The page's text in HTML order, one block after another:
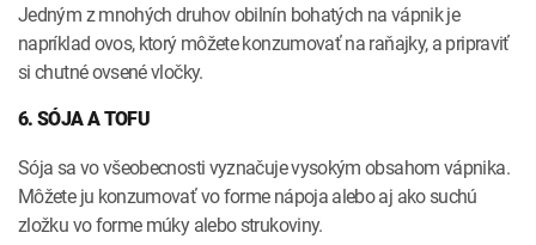
Jedným z mnohých druhov obilnín bohatých na vápnik je
napríklad ovos, ktorý môžete konzumovať na raňajky, a pripraviť
si chutné ovsené vločky.
6. SÓJA A TOFU
Sója sa vo všeobecnosti vyznačuje vysokým obsahom vápnika.
Môžete ju konzumovať vo forme nápoja alebo aj ako suchú
zložku vo forme múky alebo strukoviny.